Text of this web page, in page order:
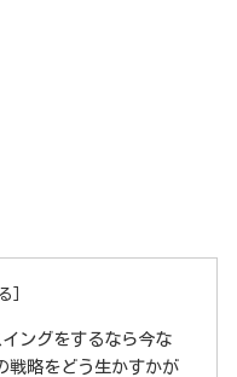
イングをするなら今な
戦略をどう生かすかが